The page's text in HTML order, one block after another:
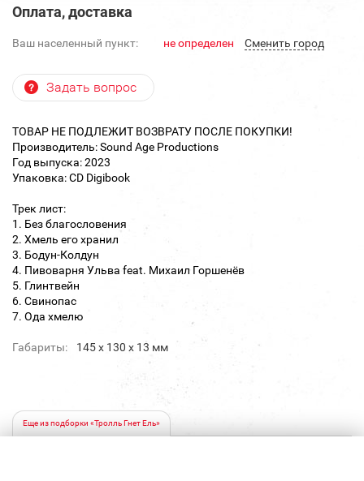
Оплата, доставка
Ваш населенный пункт: не определен Cменить город
Задать вопрос
ТОВАР НЕ ПОДЛЕЖИТ ВОЗВРАТУ ПОСЛЕ ПОКУПКИ!
Производитель: Sound Age Productions
Год выпуска: 2023
Упаковка: CD Digibook
Трек лист:
1. Без благословения
2. Хмель его хранил
3. Бодун-Колдун
4. Пивоварня Ульва feat. Михаил Горшенёв
5. Глинтвейн
6. Свинопас
7. Ода хмелю
Габариты: 145 х 130 х 13 мм
Еще из подборки «Тролль Гнет Ель»